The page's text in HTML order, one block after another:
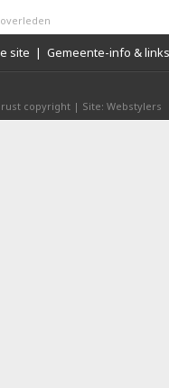
site | Gemeente-info & links
rust copyright | Site: Webstylers